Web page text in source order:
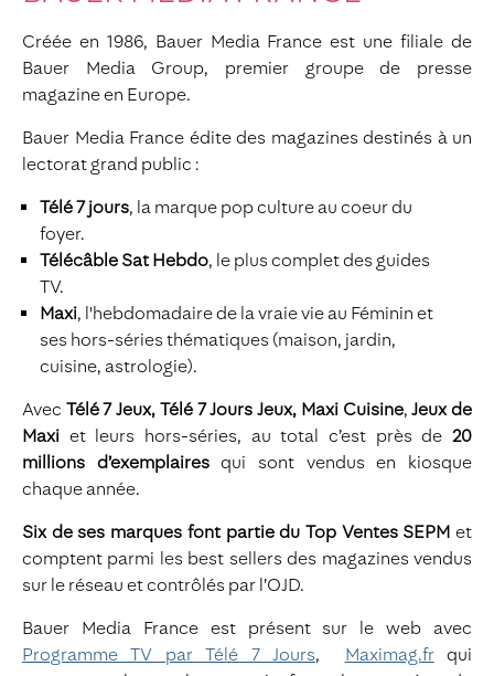
Créée en 1986, Bauer Media France est une filiale de
Bauer Media Group, premier groupe de presse
magazine en Europe.
Bauer Media France édite des magazines destinés à un
lectorat grand public :
Télé 7 jours, la marque pop culture au coeur du
foyer.
Télécâble Sat Hebdo, le plus complet des guides
TV.
Maxi, l'hebdomadaire de la vraie vie au Féminin et
ses hors-séries thématiques (maison, jardin,
cuisine, astrologie).
Avec Télé 7 Jeux, Télé 7 Jours Jeux, Maxi Cuisine,Jeux de
Maxi et leurs hors-séries, au total c’est près de 20
millions d’exemplairesqui sont vendus en kiosque
chaque année.
Six de ses marques font partie du Top Ventes SEPM et
comptent parmi les best sellers des magazines vendus
sur le réseau et contrôlés par l’OJD.
Bauer Media France est présent sur le web avec
Programme TV par Télé 7 Jours, Maximag.frqui